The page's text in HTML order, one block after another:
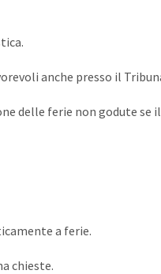
anche presso il
delle ferie non godute
a ferie.
chieste.